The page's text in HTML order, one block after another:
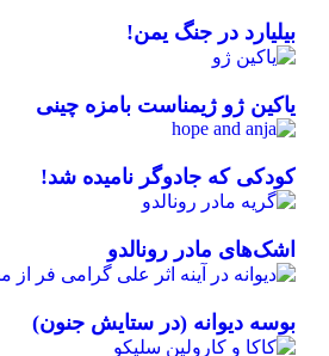
بیلیارد در جنگ یمن!
یاکین ژو ژیمناست بامزه چینی
کودکی که جادوگر نامیده شد!
اشک‌های مادر رونالدو
بوسه دیوانه (در ستایش جنون)